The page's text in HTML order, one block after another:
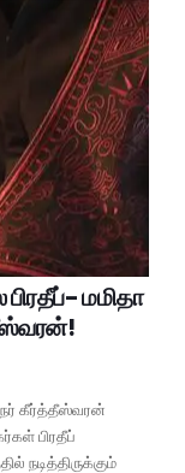
மமிதா
கீர்த்தீஸ்வரன்
பிரதீப்
நடித்திருக்கும்